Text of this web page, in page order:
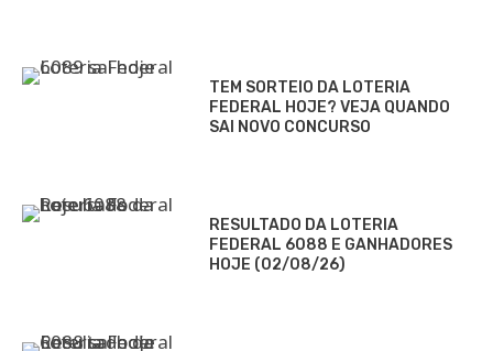
TEM SORTEIO DA LOTERIA
FEDERAL HOJE? VEJA QUANDO
SAI NOVO CONCURSO
RESULTADO DA LOTERIA
FEDERAL 6088 E GANHADORES
HOJE (02/08/26)